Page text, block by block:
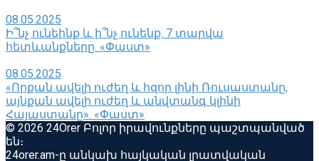
08.05.2025
Ի՞նչ ունեինք և ի՞նչ ունենք. 7 տարվա
հետևանքները. «Փաստ»
08.05.2025
«Որքան ավելի ուժեղ և հզոր լինի Ռուսաստանը,
այնքան ավելի ուժեղ և անվտանգ կլինի
Հայաստանը». «Փաստ»
© 2026 24Orer Բոլոր իրավունքները պաշտպանված
են։
24orer.am-ը անկախ հայկական լրատվական